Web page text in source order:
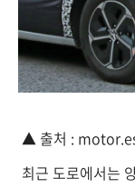
▲ 출처 :
최근 도로에서는